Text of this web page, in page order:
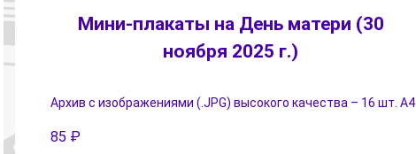
Мини-плакаты на День матери (30
ноября 2025 г.)
Архив с изображениями (.JPG) высокого качества – 16 шт. А4
85 ₽